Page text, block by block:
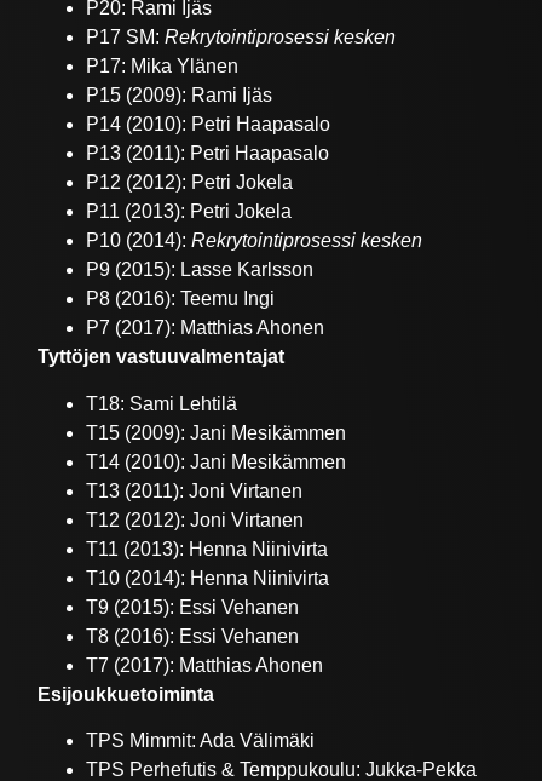
P20: Rami Ijäs
P17 SM:Rekrytointiprosessi kesken
P17: Mika Ylänen
P15 (2009): Rami Ijäs
P14 (2010): Petri Haapasalo
P13 (2011): Petri Haapasalo
P12 (2012): Petri Jokela
P11 (2013): Petri Jokela
P10 (2014):Rekrytointiprosessi kesken
P9 (2015): Lasse Karlsson
P8 (2016): Teemu Ingi
P7 (2017): Matthias Ahonen
Tyttöjen vastuuvalmentajat
T18: Sami Lehtilä
T15 (2009): Jani Mesikämmen
T14 (2010): Jani Mesikämmen
T13 (2011): Joni Virtanen
T12 (2012): Joni Virtanen
T11 (2013): Henna Niinivirta
T10 (2014): Henna Niinivirta
T9 (2015): Essi Vehanen
T8 (2016): Essi Vehanen
T7 (2017): Matthias Ahonen
Esijoukkuetoiminta
TPS Mimmit: Ada Välimäki
TPS Perhefutis & Temppukoulu: Jukka-Pekka